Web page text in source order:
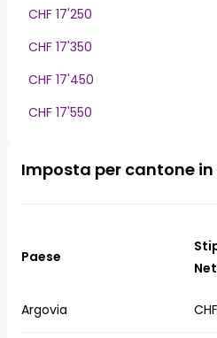
CHF 17'250
CHF 17'350
CHF 17'450
CHF 17'550
Imposta per cantone in
Paese
Argovia